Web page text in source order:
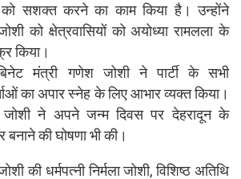
सशक्त करने का काम किया है। उन्होंने
को क्षेत्रवासियों को अयोध्या रामलला के
किया।
मंत्री गणेश जोशी ने पार्टी के सभी
का अपार स्नेह के लिए आभार व्यक्त किया।
ने अपने जन्म दिवस पर देहरादून के
बनाने की घोषणा भी की।
की धर्मपत्नी निर्मला जोशी, विशिष्ठ अतिथि